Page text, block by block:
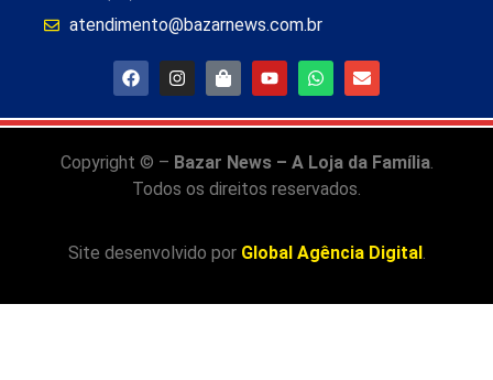
atendimento@bazarnews.com.br
Copyright © – Bazar News – A Loja da Família.
Todos os direitos reservados.
Site desenvolvido por Global Agência Digital.